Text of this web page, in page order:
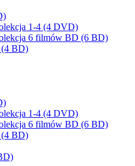
1-4 (4 DVD)
6 filmów BD (6 BD)
(4 BD)
1-4 (4 DVD)
6 filmów BD (6 BD)
(4 BD)